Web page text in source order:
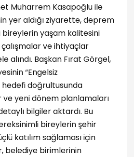
Muharrem Kasapoğlu ile
yer aldığı ziyarette, deprem
yaşam kalitesini
ve ihtiyaçlar
alındı. Başkan Fırat Görgel,
“Engelsiz
doğrultusunda
yeni dönem planlamaları
bilgiler aktardı. Bu
bireylerin şehir
katılım sağlaması için
belediye birimlerinin